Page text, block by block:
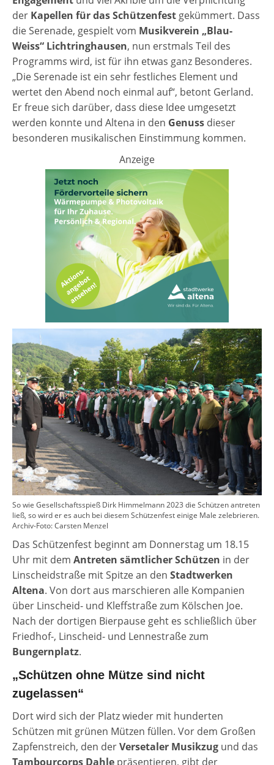
der Kapellen für das Schützenfest gekümmert. Dass
die Serenade, gespielt vom Musikverein „Blau-
Weiss“ Lichtringhausen, nun erstmals Teil des
Programms wird, ist für ihn etwas ganz Besonderes.
„Die Serenade ist ein sehr festliches Element und
wertet den Abend noch einmal auf“, betont Gerland.
Er freue sich darüber, dass diese Idee umgesetzt
werden konnte und Altena in den Genuss dieser
besonderen musikalischen Einstimmung kommen.
Anzeige
So wie Gesellschaftsspieß Dirk Himmelmann 2023 die Schützen antreten
ließ, so wird er es auch bei diesem Schützenfest einige Male zelebrieren.
Archiv-Foto: Carsten Menzel
Das Schützenfest beginnt am Donnerstag um 18.15
Uhr mit dem Antreten sämtlicher Schützen in der
Linscheidstraße mit Spitze an den Stadtwerken
Altena. Von dort aus marschieren alle Kompanien
über Linscheid- und Kleffstraße zum Kölschen Joe.
Nach der dortigen Bierpause geht es schließlich über
Friedhof-, Linscheid- und Lennestraße zum
Bungernplatz.
„Schützen ohne Mütze sind nicht
zugelassen“
Dort wird sich der Platz wieder mit hunderten
Schützen mit grünen Mützen füllen. Vor dem Großen
Zapfenstreich, den derVersetaler Musikzug und das
Tambourcorps Dahle präsentieren, gibt der